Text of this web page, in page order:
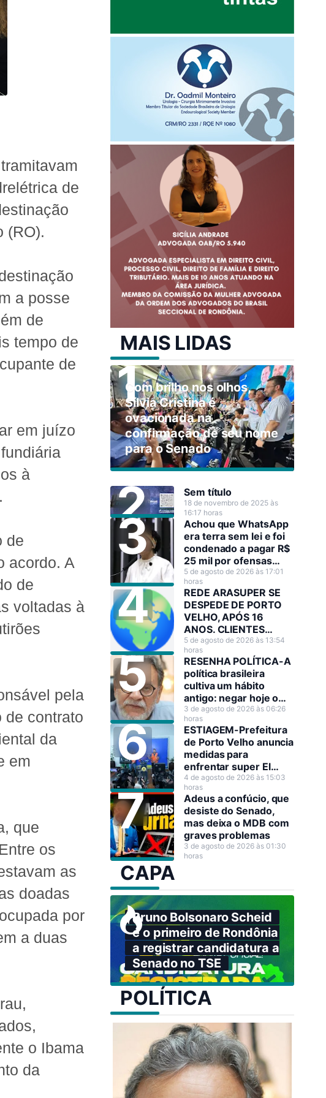
de
(RO).
a posse
de
tempo de
de
em juízo
à
de
acordo. A
de
voltadas à
pela
de contrato
da
em
que
os
as
doadas
por
a duas
o Ibama
da
MAIS LIDAS
Com brilho nos olhos,
Sílvia Cristina é
ovacionada na
confirmação de seu nome
para o Senado
Sem título
18 de novembro de 2025 às
16:17 horas
Achou que WhatsApp
era terra sem lei e foi
condenado a pagar R$
25 mil por ofensas
raciais contra Sílvia
Cristina
5 de agosto de 2026 às 17:01
horas
REDE ARASUPER SE
DESPEDE DE PORTO
VELHO, APÓS 16
ANOS. CLIENTES
LAMENTAM A
DECISÃO!
5 de agosto de 2026 às 13:54
horas
RESENHA POLÍTICA-A
política brasileira
cultiva um hábito
antigo: negar hoje o
que amanhã será
anunciado como
decisão estratégica.
3 de agosto de 2026 às 06:26
horas
ESTIAGEM-Prefeitura
de Porto Velho anuncia
medidas para
enfrentar super El
Niño
4 de agosto de 2026 às 15:03
horas
Adeus a confúcio, que
desiste do Senado,
mas deixa o MDB com
graves problemas
3 de agosto de 2026 às 01:30
horas
CAPA
Bruno Bolsonaro Scheid
é o primeiro de Rondônia
a registrar candidatura ao
Senado no TSE
POLÍTICA